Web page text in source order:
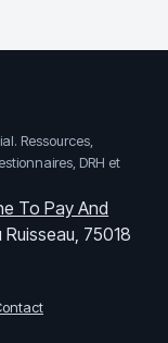
Ressources,
DRH et
To Pay And
Ruisseau, 75018